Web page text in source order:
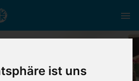
ist uns